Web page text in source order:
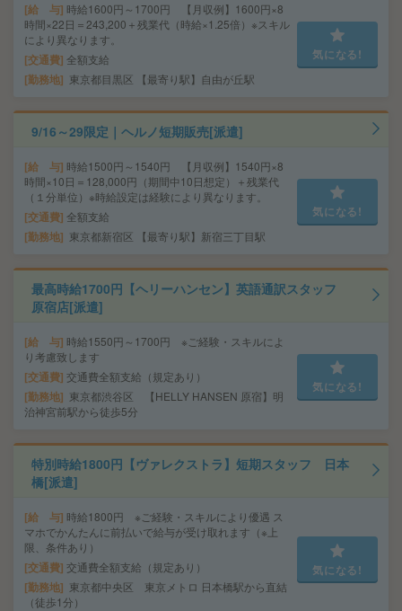
給 与 時給1600円～1700円 【月収例】1600円×8
時間×22日＝243,200＋残業代（時給×1.25倍）※スキル
により異なります。
交通費 全額支給
勤務地 東京都目黒区 【最寄り駅】自由が丘駅
気になる!
9/16～29限定｜ヘルノ短期販売[派遣]
給 与 時給1500円～1540円 【月収例】1540円×8
時間×10日＝128,000円（期間中10日想定）＋残業代
（１分単位）※時給設定は経験により異なります。
交通費 全額支給
勤務地 東京都新宿区 【最寄り駅】新宿三丁目駅
気になる!
最高時給1700円【ヘリーハンセン】英語通訳スタッフ
原宿店[派遣]
給 与 時給1550円～1700円 ※ご経験・スキルによ
り考慮致します
交通費 交通費全額支給（規定あり）
勤務地
東京都渋谷区 【HELLY HANSEN 原宿】明
治神宮前駅から徒歩5分
気になる!
特別時給1800円【ヴァレクストラ】短期スタッフ 日本
橋[派遣]
給 与 時給1800円 ※ご経験・スキルにより優遇 ス
マホでかんたんに前払いで給与が受け取れます（※上
限、条件あり）
交通費 交通費全額支給（規定あり）
勤務地
東京都中央区 東京メトロ 日本橋駅から直結
（徒歩1分）
気になる!